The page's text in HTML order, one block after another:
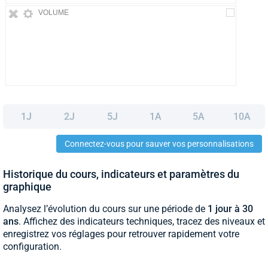
VOLUME
1J 2J 5J 1A 5A 10A
Connectez-vous pour sauver vos personnalisations
Historique du cours, indicateurs et paramètres du
graphique
Analysez l’évolution du cours sur une période de 1 jour à 30
ans. Affichez des indicateurs techniques, tracez des niveaux et
enregistrez vos réglages pour retrouver rapidement votre
configuration.